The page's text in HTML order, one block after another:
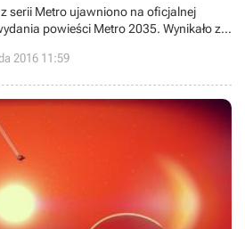
serii Metro ujawniono na oficjalnej
powieści Metro 2035. Wynikało z
w przyszłym roku, ale wydawca cyklu,
emocje, zapowiadając, że w 2017
2016 11:59